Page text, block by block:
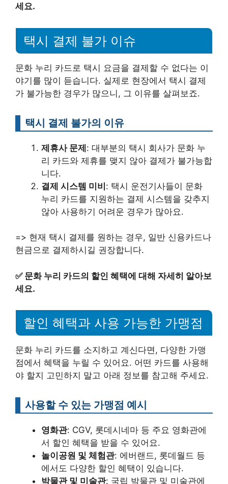
세요.
택시 결제 불가 이슈
문화 누리 카드로 택시 요금을 결제할 수 없다는 이
야기를 많이 듣습니다. 실제로 현장에서 택시 결제
가 불가능한 경우가 많으니, 그 이유를 살펴보죠.
택시 결제 불가의 이유
제휴사 문제: 대부분의 택시 회사가 문화 누
리 카드와 제휴를 맺지 않아 결제가 불가능합
니다.
결제 시스템 미비: 택시 운전기사들이 문화
누리 카드를 지원하는 결제 시스템을 갖추지
않아 사용하기 어려운 경우가 많아요.
=> 현재 택시 결제를 원하는 경우, 일반 신용카드나
현금으로 결제하시길 권장합니다.
✅ 문화 누리 카드의 할인 혜택에 대해 자세히 알아보
세요.
할인 혜택과 사용 가능한 가맹점
문화 누리 카드를 소지하고 계신다면, 다양한 가맹
점에서 혜택을 누릴 수 있어요. 어떤 카드를 사용해
야 할지 고민하지 말고 아래 정보를 참고해 주세요.
사용할 수 있는 가맹점 예시
영화관: CGV, 롯데시네마 등 주요 영화관에
서 할인 혜택을 받을 수 있어요.
놀이공원 및 체험관: 에버랜드, 롯데월드 등
에서도 다양한 할인 혜택이 있습니다.
박물관 및 미술관: 국립 박물관 및 미술관에